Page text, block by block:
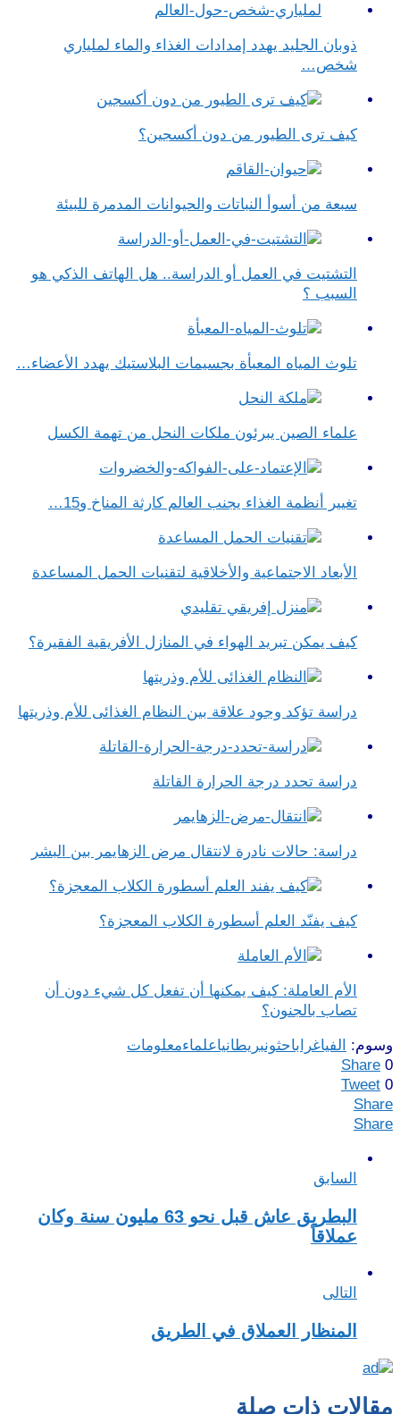
ذوبان الجليد يهدد إمدادات الغذاء والماء لملياري
شخص…
كيف ترى الطيور من دون أكسجين؟
سبعة من أسوأ النباتات والحيوانات المدمرة للبيئة
التشتيت في العمل أو الدراسة.. هل الهاتف الذكي هو
السبب ؟
تلوث المياه المعبأة بجسيمات البلاستيك يهدد الأعضاء…
علماء الصين يبرئون ملكات النحل من تهمة الكسل
تغيير أنظمة الغذاء يجنب العالم كارثة المناخ و15…
الأبعاد الاجتماعية والأخلاقية لتقنيات الحمل المساعدة
كيف يمكن تبريد الهواء في المنازل الأفريقية الفقيرة؟
دراسة تؤكد وجود علاقة بين النظام الغذائى للأم وذريتها
دراسة تحدد درجة الحرارة القاتلة
دراسة: حالات نادرة لانتقال مرض الزهايمر بين البشر
كيف يفنّد العلم أسطورة الكلاب المعجزة؟
الأم العاملة: كيف يمكنها أن تفعل كل شيء دون أن
تصاب بالجنون؟
وسوم: الفياغرا باحثونبريطانياعلماءمعلومات
Share 0
Tweet 0
Share
Share
السابق
البطريق عاش قبل نحو 63 مليون سنة وكان
عملاقاً
التالى
المنظار العملاق في الطريق
مقالات ذات صلة